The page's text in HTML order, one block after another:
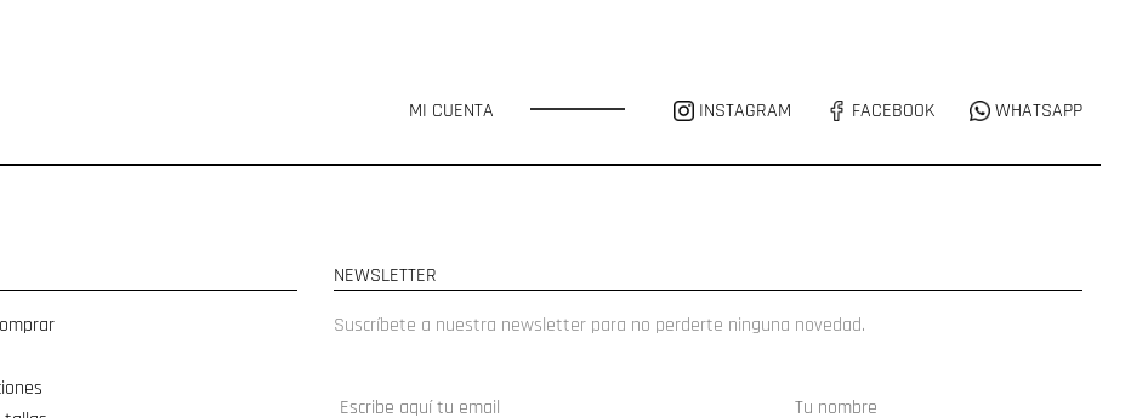
MI CUENTA INSTAGRAM FACEBOOK WHATSAPP
NEWSLETTER
Suscríbete a nuestra newsletter para no perderte ninguna novedad.